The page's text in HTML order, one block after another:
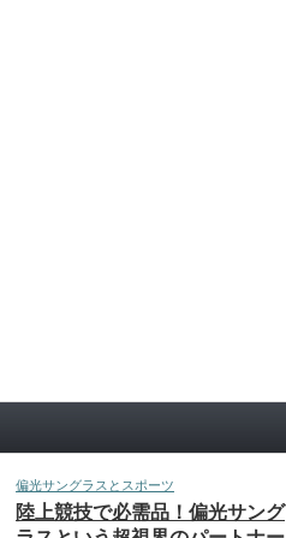
偏光サングラスとスポーツ
陸上競技で必需品！偏光サング